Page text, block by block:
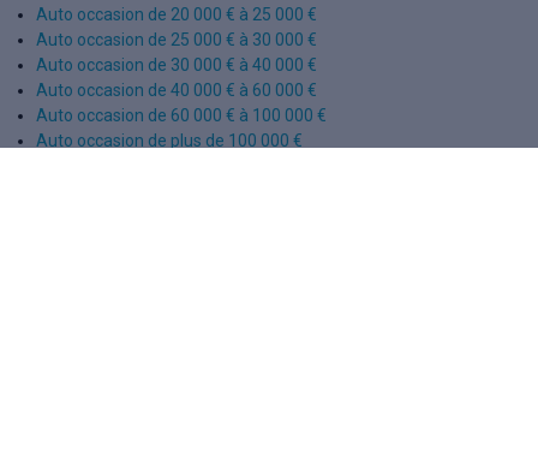
Auto occasion de 20 000 € à 25 000 €
Auto occasion de 25 000 € à 30 000 €
Auto occasion de 30 000 € à 40 000 €
Auto occasion de 40 000 € à 60 000 €
Auto occasion de 60 000 € à 100 000 €
Auto occasion de plus de 100 000 €